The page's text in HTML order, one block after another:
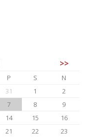
>>
P S
N
31 1
2
7 8
9
14 15
16
21 22
23